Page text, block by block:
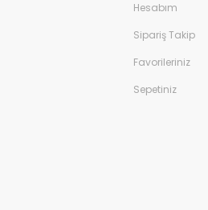
Hesabım
Sipariş Takip
Favorileriniz
Sepetiniz